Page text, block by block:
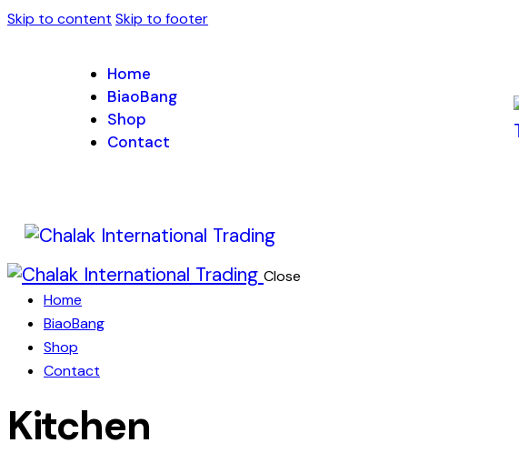
Skip to content Skip to footer
Home
BiaoBang
Shop
Contact
Close
Home
BiaoBang
Shop
Contact
Kitchen